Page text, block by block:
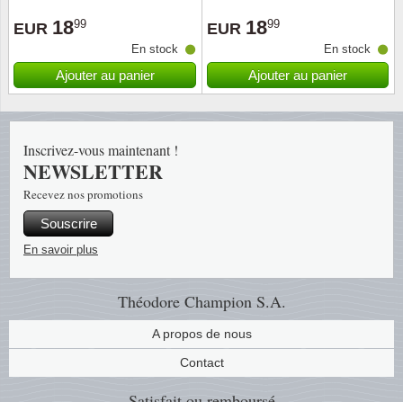
EUR 1899
En stock
Ajouter au panier
EUR 1899
En stock
Ajouter au panier
Théodore Champion S.A.
A propos de nous
Contact
Inscrivez-vous maintenant !
NEWSLETTER
Recevez nos promotions
Souscrire
En savoir plus